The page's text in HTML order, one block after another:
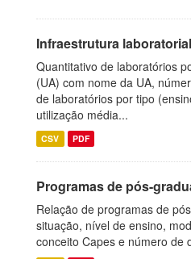
Infraestrutura laboratorial
Quantitativo de laboratórios
(UA) com nome da UA,
de laboratórios por tipo
utilização média...
CSV PDF
Programas de pós-
Relação de programas de
situação, nível de ensino,
conceito Capes e número de